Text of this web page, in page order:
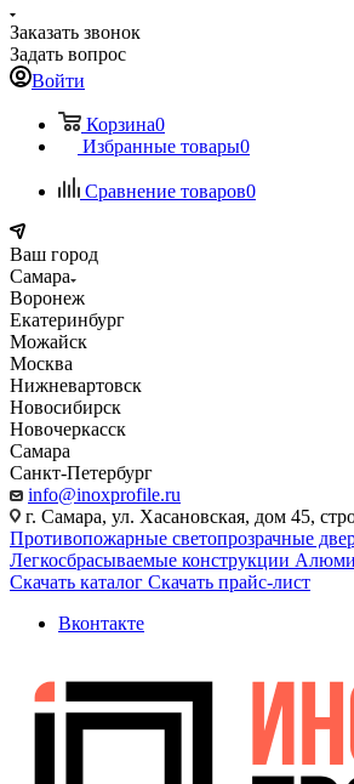
Заказать звонок
Задать вопрос
Войти
Корзина0
Избранные товары0
Сравнение товаров0
Ваш город
Самара
Воронеж
Екатеринбург
Можайск
Москва
Нижневартовск
Новосибирск
Новочеркасск
Самара
Санкт-Петербург
info@inoxprofile.ru
г. Самара, ул. Хасановская, дом 45,
Противопожарные светопрозрачные
Легкосбрасываемые конструкции
Скачать каталог Скачать прайс-лист
Вконтакте